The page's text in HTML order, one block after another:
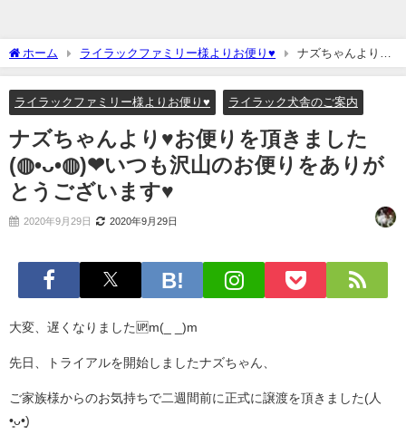
ホーム ライラックファミリー様よりお便り♥
ナズちゃんより♥
お便りを頂きました(◍•ᴗ•◍)❤いつも沢山のお便りをありがとうございま
す♥
ライラックファミリー様よりお便り♥
ライラック犬舎のご案内
ナズちゃんより♥お便りを頂きました
(◍•ᴗ•◍)❤いつも沢山のお便りをありが
とうございます♥
2020年9月29日 2020年9月29日
大変、遅くなりました🆙m(_ _)m
先日、トライアルを開始しましたナズちゃん、
ご家族様からのお気持ちで二週間前に正式に譲渡を頂きました(人
•͈ᴗ•͈)